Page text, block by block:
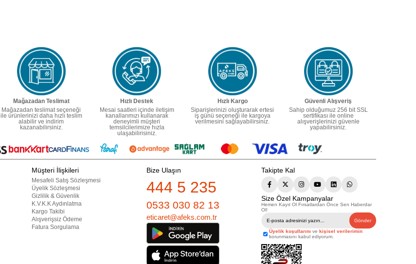
Mağazadan Teslimat
Mağazadan teslimat seçeneği
ile ürünlerinizi daha hızlı teslim
alabilir ve indirim
kazanabilirsiniz.
Hızlı Destek
Mesai saatleri içinde iletişim
kanallarımızı kullanarak
deneyimli müşteri
temsilcilerimize hızla
ulaşabilirisiniz.
Hızlı Kargo
Siparişlerinizi oluşturarak ertesi
iş günü seçeneği ile kargoya
verilmesini sağlayabilirsiniz.
Güvenli Alışveriş
Sahip olduğumuz 256 bit SSL
sertifikası ile online
alışverişlerinizi güvenle
yapabilirsiniz.
Müşteri İlişkileri
Mesafeli Satış Sözleşmesi
Üyelik Sözleşmesi
Gizlilik & Güvenlik
K.V.K.K Aydınlatma
Kargo Takibi
Alışverişsiz Ödeme
Fatura Sorgulama
Bize Ulaşın
444 5 235
0533 030 82 13
eticaret@afeks.com.tr
Takipte Kal
Size Özel Kampanyalar
Hemen Kayıt Ol Fırsatlardan Önce Sen Haberdar
Ol!
Gönder
Üyelik koşullarını ve kişisel verilerimin
korunmasını kabul ediyorum.